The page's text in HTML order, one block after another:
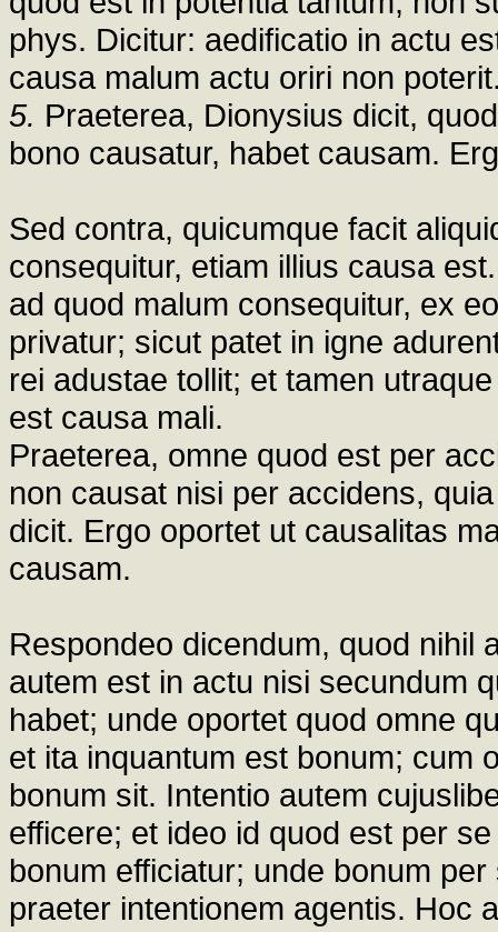
phys. Dicitur: aedificatio in actu
causa malum actu oriri non
5. Praeterea, Dionysius dicit,
bono causatur, habet causam.
Sed contra, quicumque facit
consequitur, etiam illius causa
ad quod malum consequitur, ex
privatur; sicut patet in igne
rei adustae tollit; et tamen
est causa mali.
Praeterea, omne quod est per
non causat nisi per accidens,
dicit. Ergo oportet ut causalitas
causam.
Respondeo dicendum, quod nihil
autem est in actu nisi secundum
habet; unde oportet quod omne
et ita inquantum est bonum; cum
bonum sit. Intentio autem
efficere; et ideo id quod est per
bonum efficiatur; unde bonum
praeter intentionem agentis. Hoc